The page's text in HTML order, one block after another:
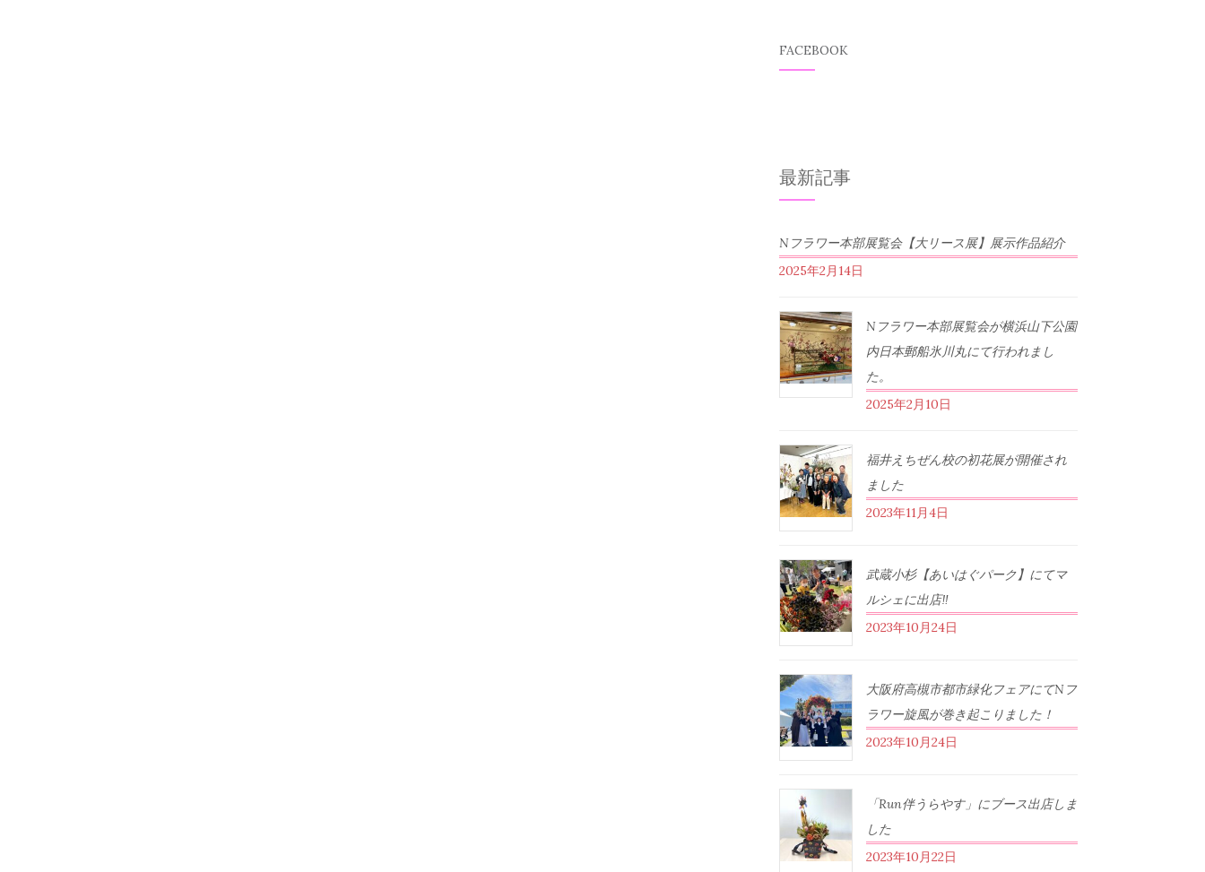
FACEBOOK
最新記事
Nフラワー本部展覧会【大リース展】展示作品紹介
2025年2月14日
Nフラワー本部展覧会が横浜山下公園
内日本郵船氷川丸にて行われまし
た。
2025年2月10日
福井えちぜん校の初花展が開催され
ました
2023年11月4日
武蔵小杉【あいはぐパーク】にてマ
ルシェに出店‼︎
2023年10月24日
大阪府高槻市都市緑化フェアにてNフ
ラワー旋風が巻き起こりました！
2023年10月24日
「Run伴うらやす」にブース出店しま
した
2023年10月22日